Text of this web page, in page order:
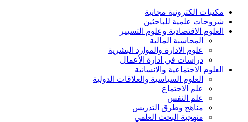
مكتبات الكترونية مجانية
شروحات علمية للباحثين
العلوم الاقتصادية وعلوم التسيير
المحاسبة المالية
علوم الادارة والموارد البشرية
دراسات في ادارة الأعمال
العلوم الاجتماعية والانسانية
العلوم السياسية والعلاقات الدولية
علم الاجتماع
علم النفس
مناهج وطرق التدريس
منهجية البحث العلمي